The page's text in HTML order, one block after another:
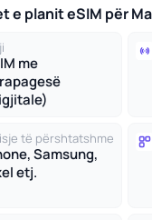
e planit eSIM për
me
të përshtatshme
Samsung,
etj.